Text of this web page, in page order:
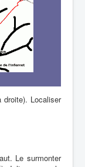
droite). Localiser
Le surmonter